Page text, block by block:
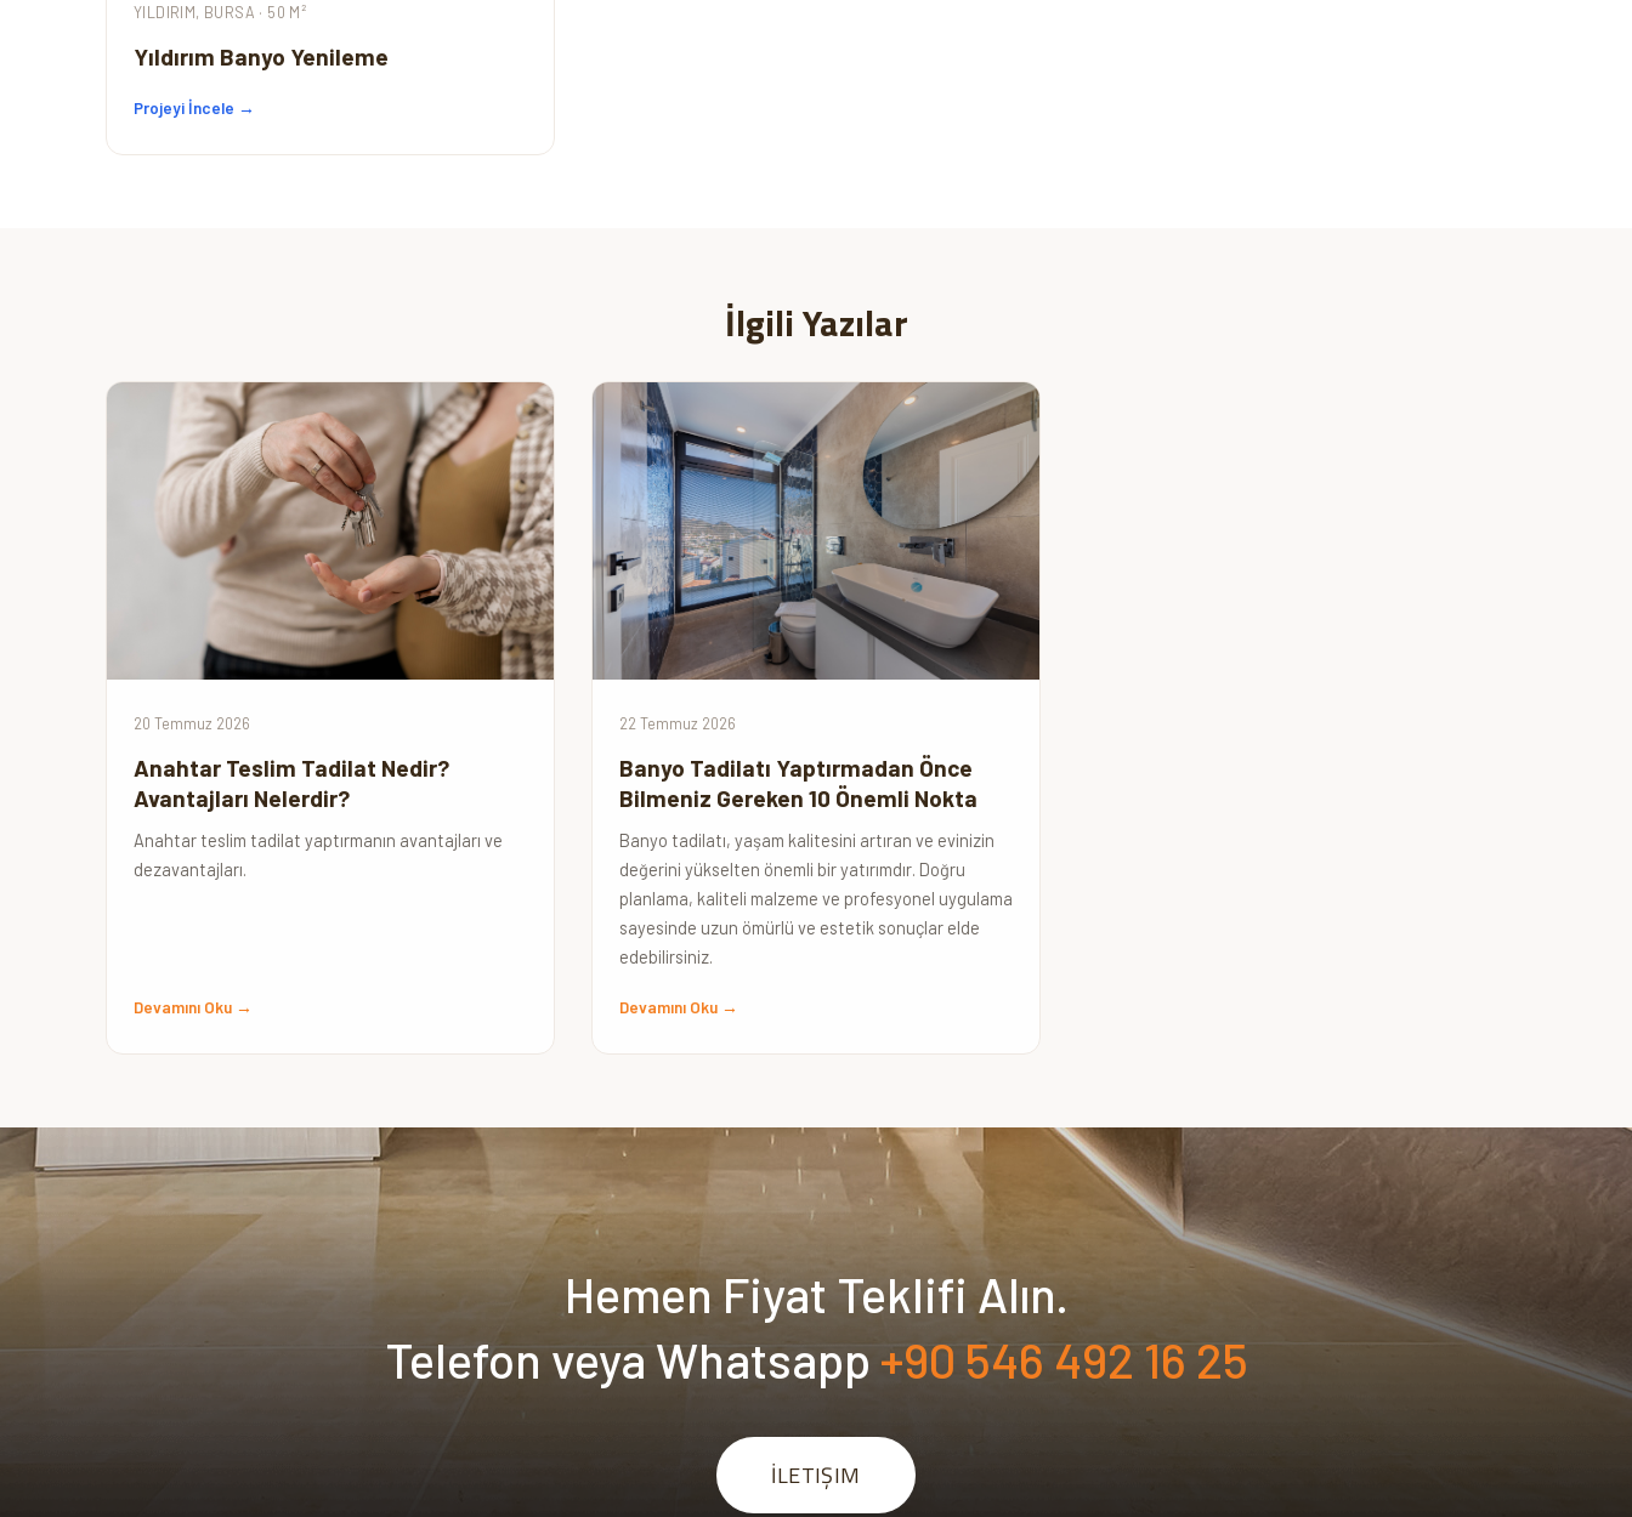
YILDIRIM, BURSA · 50 M²
Yıldırım Banyo Yenileme
Projeyi İncele →
İlgili Yazılar
20 Temmuz 2026
Anahtar Teslim Tadilat Nedir?
Avantajları Nelerdir?
Anahtar teslim tadilat yaptırmanın avantajları ve
dezavantajları.
Devamını Oku →
22 Temmuz 2026
Banyo Tadilatı Yaptırmadan Önce
Bilmeniz Gereken 10 Önemli Nokta
Banyo tadilatı, yaşam kalitesini artıran ve evinizin
değerini yükselten önemli bir yatırımdır. Doğru
planlama, kaliteli malzeme ve profesyonel uygulama
sayesinde uzun ömürlü ve estetik sonuçlar elde
edebilirsiniz.
Devamını Oku →
Hemen Fiyat Teklifi Alın.
Telefon veya Whatsapp +90 546 492 16 25
İLETIŞIM